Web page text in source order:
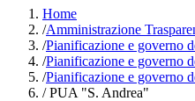
Home
/Amministrazione
/Pianificazione e governo
/Pianificazione e governo
/Pianificazione e governo
/PUA "S. Andrea"